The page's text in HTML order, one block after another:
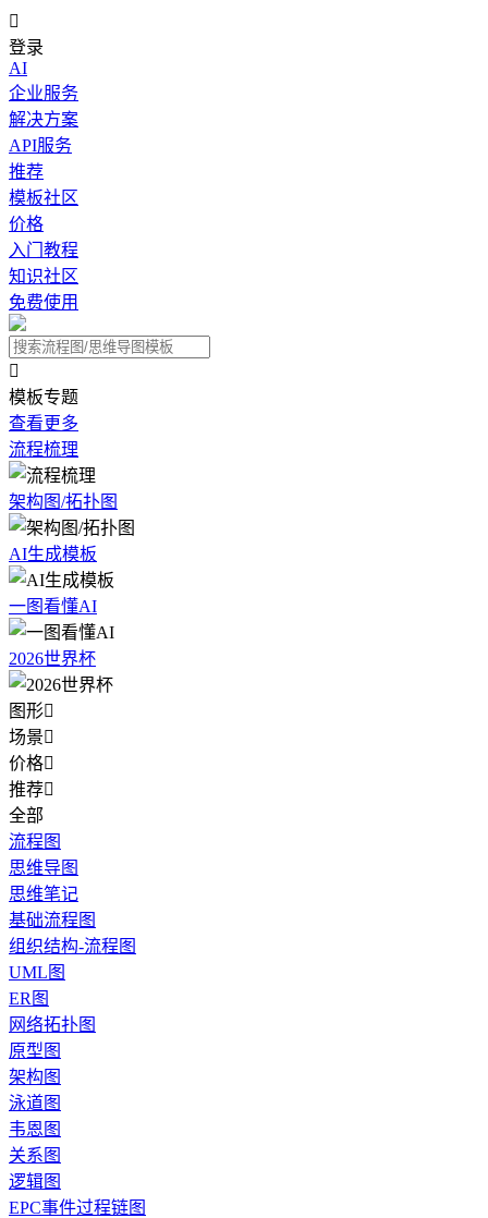

登录
AI
企业服务
解决方案
API服务
推荐
模板社区
价格
入门教程
知识社区
免费使用

模板专题
查看更多
流程梳理
架构图/拓扑图
AI生成模板
一图看懂AI
2026世界杯
图形
场景
价格
推荐
全部
流程图
思维导图
思维笔记
基础流程图
组织结构-流程图
UML图
ER图
网络拓扑图
原型图
架构图
泳道图
韦恩图
关系图
逻辑图
EPC事件过程链图